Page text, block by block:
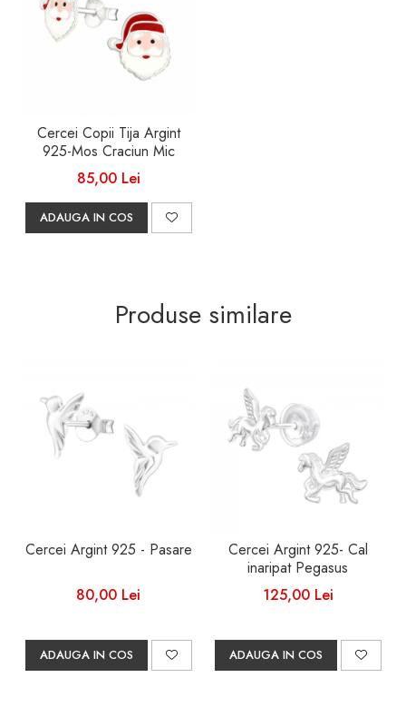
Cercei Copii Tija Argint
925-Mos Craciun Mic
85,00 Lei
ADAUGA IN COS
Produse similare
Cercei Argint 925 - Pasare
80,00 Lei
ADAUGA IN COS
Cercei Argint 925- Cal
inaripat Pegasus
125,00 Lei
ADAUGA IN COS